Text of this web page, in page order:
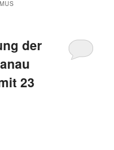
der
23